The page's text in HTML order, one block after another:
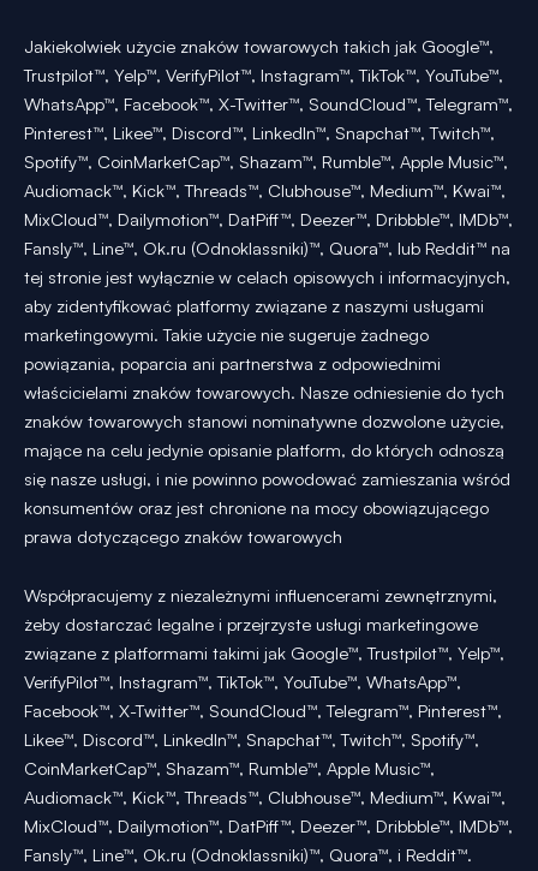
Jakiekolwiek użycie znaków towarowych takich jak Google™,
Trustpilot™, Yelp™, VerifyPilot™, Instagram™, TikTok™, YouTube™,
WhatsApp™, Facebook™, X-Twitter™, SoundCloud™, Telegram™,
Pinterest™, Likee™, Discord™, LinkedIn™, Snapchat™, Twitch™,
Spotify™, CoinMarketCap™, Shazam™, Rumble™, Apple Music™,
Audiomack™, Kick™, Threads™, Clubhouse™, Medium™, Kwai™,
MixCloud™, Dailymotion™, DatPiff™, Deezer™, Dribbble™, IMDb™,
Fansly™, Line™, Ok.ru (Odnoklassniki)™, Quora™, lub Reddit™ na
tej stronie jest wyłącznie w celach opisowych i informacyjnych,
aby zidentyfikować platformy związane z naszymi usługami
marketingowymi. Takie użycie nie sugeruje żadnego
powiązania, poparcia ani partnerstwa z odpowiednimi
właścicielami znaków towarowych. Nasze odniesienie do tych
znaków towarowych stanowi nominatywne dozwolone użycie,
mające na celu jedynie opisanie platform, do których odnoszą
się nasze usługi, i nie powinno powodować zamieszania wśród
konsumentów oraz jest chronione na mocy obowiązującego
prawa dotyczącego znaków towarowych
Współpracujemy z niezależnymi influencerami zewnętrznymi,
żeby dostarczać legalne i przejrzyste usługi marketingowe
związane z platformami takimi jak Google™, Trustpilot™, Yelp™,
VerifyPilot™, Instagram™, TikTok™, YouTube™, WhatsApp™,
Facebook™, X-Twitter™, SoundCloud™, Telegram™, Pinterest™,
Likee™, Discord™, LinkedIn™, Snapchat™, Twitch™, Spotify™,
CoinMarketCap™, Shazam™, Rumble™, Apple Music™,
Audiomack™, Kick™, Threads™, Clubhouse™, Medium™, Kwai™,
MixCloud™, Dailymotion™, DatPiff™, Deezer™, Dribbble™, IMDb™,
Fansly™, Line™, Ok.ru (Odnoklassniki)™, Quora™, i Reddit™.